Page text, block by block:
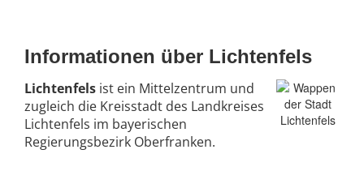
Informationen über Lichtenfels
Lichtenfels ist ein Mittelzentrum und
zugleich die Kreisstadt des Landkreises
Lichtenfels im bayerischen
Regierungsbezirk Oberfranken.